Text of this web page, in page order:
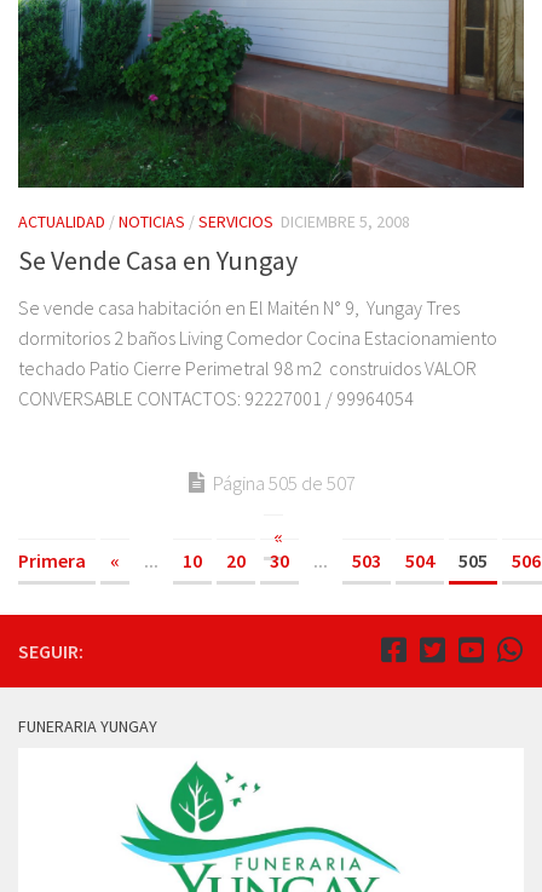
ACTUALIDAD /NOTICIAS /SERVICIOS DICIEMBRE 5, 2008
Se Vende Casa en Yungay
Se vende casa habitación en El Maitén N° 9, Yungay Tres
dormitorios 2 baños Living Comedor Cocina Estacionamiento
techado Patio Cierre Perimetral 98 m2 construidos VALOR
CONVERSABLE CONTACTOS: 92227001 / 99964054
Página 505 de 507
«
Primera
« ... 10 20 30 ... 503 504 505 506
SEGUIR:
FUNERARIA YUNGAY